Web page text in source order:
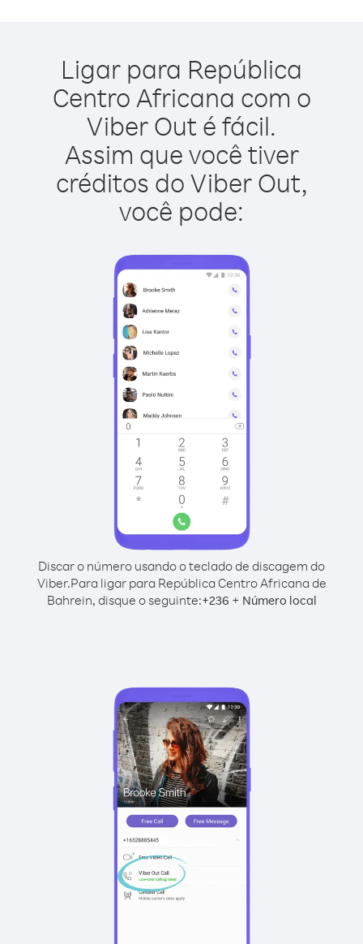
Ligar para República
Centro Africana com o
Viber Out é fácil.
Assim que você tiver
créditos do Viber Out,
você pode:
Discar o número usando o teclado de discagem do
Viber.Para ligar para República Centro Africana de
Bahrein, disque o seguinte:+236 + Número local